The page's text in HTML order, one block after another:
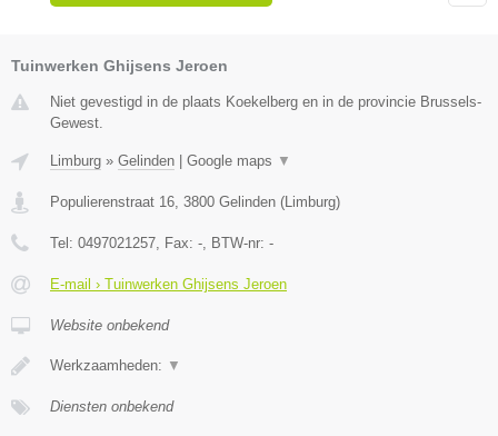
Tuinwerken Ghijsens Jeroen
Niet gevestigd in de plaats Koekelberg en in de provincie Brussels-
Gewest.
Limburg » Gelinden Google maps ▼
Populierenstraat 16 3800 Gelinden ( Limburg)
Tel: 0497021257 , Fax: - , BTW-nr: -
E-mail › Tuinwerken Ghijsens Jeroen
Website onbekend
Werkzaamheden: ▼
Diensten onbekend